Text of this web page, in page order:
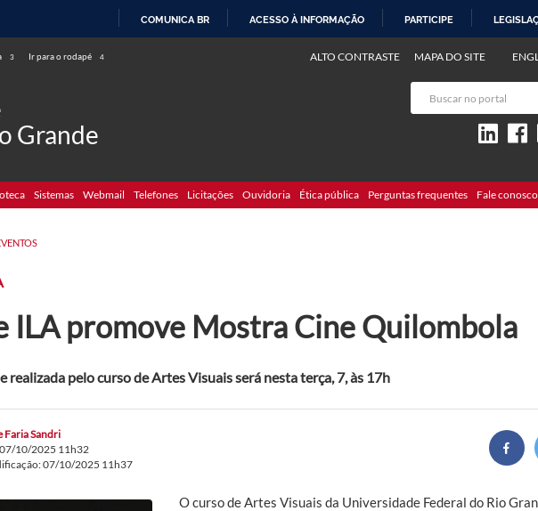
COMUNICA BR ACESSO À INFORMAÇÃO PARTICIPE
3 Ir para o rodapé 4 ALTO CONTRASTE MAPA DO SITE
Grande
Sistemas Webmail Telefones Licitações Ouvidoria Ética pública Perguntas frequentes Fale conosco
ILA promove Mostra Cine Quilombola
realizada pelo curso de Artes Visuais será nesta terça, 7, às 17h
Faria Sandri
10/2025 11h32
07/10/2025 11h37
O curso de Artes Visuais da Universidade Federal do Rio